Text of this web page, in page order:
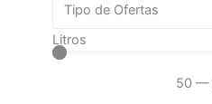
Tipo de Ofertas
Litros
50 —